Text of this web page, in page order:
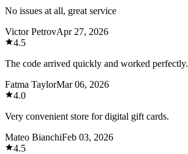
No issues at all, great service
Victor PetrovApr 27, 2026
4.5
The code arrived quickly and worked perfectly.
Fatma TaylorMar 06, 2026
4.0
Very convenient store for digital gift cards.
Mateo BianchiFeb 03, 2026
4.5